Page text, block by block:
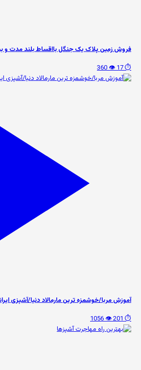
فروش زمین پلاک یک جنگل بااقساط بلند مدت و
⏱️ 17
👁️ 360
آموزش مربا/خوشمزه ترین مارمالاد دنیا/آشپزی
⏱️ 201
👁️ 1056